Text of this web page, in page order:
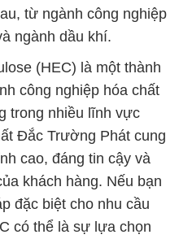
từ ngành công nghiệp
ngành dầu khí.
(HEC) là một thành
công nghiệp hóa chất
trong nhiều lĩnh vực
Đắc Trường Phát cung
cao, đáng tin cậy và
khách hàng. Nếu bạn
đặc biệt cho nhu cầu
có thể là sự lựa chọn